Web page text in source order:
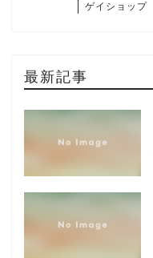
ゲイショップ
最新記事